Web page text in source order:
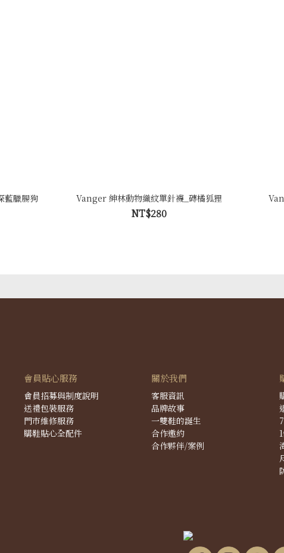
藍臘腸狗 Vanger 紳林動物織紋單針襪_磚橘狐狸
NT$280
會員貼心服務
會員招募與制度說明
送禮包裝服務
門市維修服務
購鞋貼心全配件
關於我們
客服資訊
品牌故事
一雙鞋的誕生
合作邀約
合作夥伴/案例